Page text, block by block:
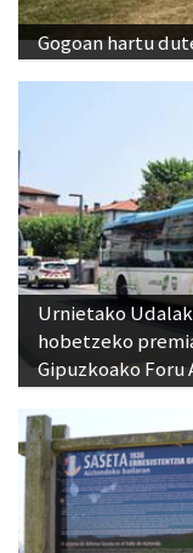
Gogoan hartu
Urnietako
hobetzeko
Gipuzkoako Foru